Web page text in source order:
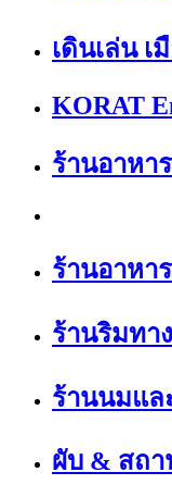
เดินเล่น เ
KORAT
ร้านอาหา
ร้านอาหา
ร้านริมทา
ร้านนมแล
ผับ & สถา